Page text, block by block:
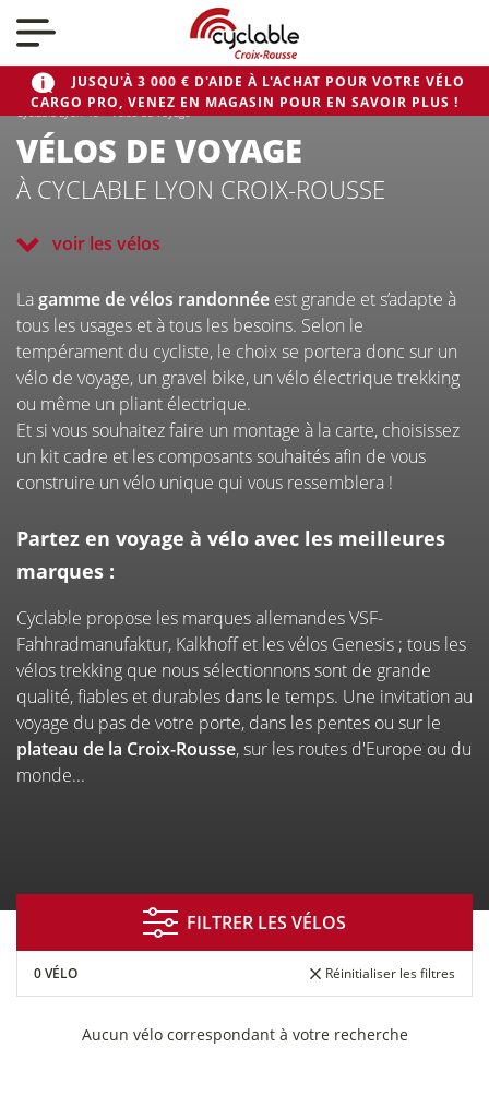
JUSQU'À 3 000 € D'AIDE À L'ACHAT POUR VOTRE VÉLO
CARGO PRO, VENEZ EN MAGASIN POUR EN SAVOIR PLUS !
Nos actualités
Nos vélos
Qui sommes-nous ?
Nous contacter
CYCLABLE
À CYCLABLE LYON CROIX-
ROUSSE
Entretien
Entreprises
collectivités
Vélo
VÉLOS DE VOYAGE
À CYCLABLE LYON CROIX-ROUSSE
La gamme de vélos randonnée est grande et s’adapte à
tous les usages et à tous les besoins. Selon le
tempérament du cycliste, le choix se portera donc sur un
vélo de voyage, un gravel bike, un vélo électrique trekking
ou même un pliant électrique.
Et si vous souhaitez faire un montage à la carte, choisissez
un kit cadre et les composants souhaités afin de vous
construire un vélo unique qui vous ressemblera !
Partez en voyage à vélo avec les meilleures
marques :
Cyclable propose les marques allemandes VSF-
Fahhradmanufaktur, Kalkhoff et les vélos Genesis ; tous les
vélos trekking que nous sélectionnons sont de grande
qualité, fiables et durables dans le temps. Une invitation au
voyage du pas de votre porte, dans les pentes ou sur le
plateau de la Croix-Rousse, sur les routes d'Europe ou du
monde...
voir les vélos
Cyclable Lyon 4e>Vélos de voyage
FILTRER LES VÉLOS
0 VÉLO Réinitialiser les filtres
Aucun vélo correspondant à votre recherche